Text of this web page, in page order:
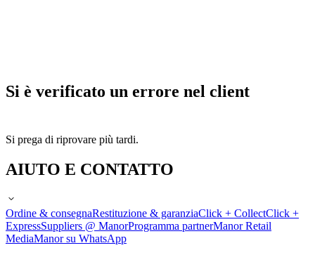
Si è verificato un errore nel client
Si prega di riprovare più tardi.
AIUTO E CONTATTO
Ordine & consegnaRestituzione & garanziaClick + CollectClick +
ExpressSuppliers @ ManorProgramma partnerManor Retail
MediaManor su WhatsApp